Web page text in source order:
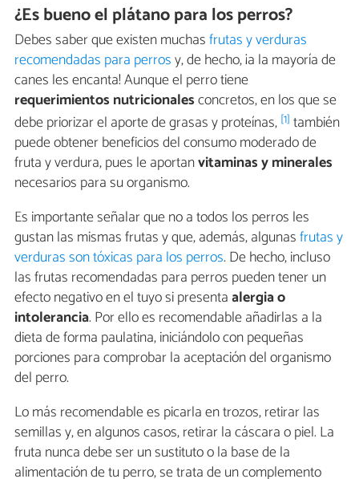
¿Es bueno el plátano para los perros?
Debes saber que existen muchasfrutas y verduras
recomendadas para perrosy, de hecho, ¡a la mayoría de
canes les encanta! Aunque el perro tiene
requerimientos nutricionalesconcretos, en los que se
debe priorizar el aporte de grasas y proteínas, [1] también
puede obtener beneficios del consumo moderado de
fruta y verdura, pues le aportanvitaminas y minerales
necesarios para su organismo.
Es importante señalar que no a todos los perros les
gustan las mismas frutas y que, además, algunasfrutas y
verduras son tóxicas para los perros. De hecho, incluso
las frutas recomendadas para perros pueden tener un
efecto negativo en el tuyo si presentaalergia o
intolerancia. Por ello es recomendable añadirlas a la
dieta de forma paulatina, iniciándolo con pequeñas
porciones para comprobar la aceptación del organismo
del perro.
Lo más recomendable es picarla en trozos, retirar las
semillas y, en algunos casos, retirar la cáscara o piel. La
fruta nunca debe ser un sustituto o la base de la
alimentación de tu perro, se trata de un complemento